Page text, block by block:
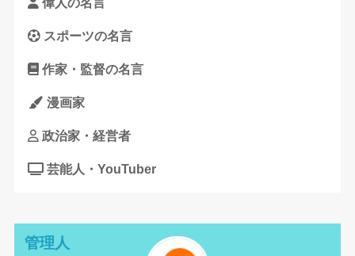
スポーツの名言
作家・監督の名言
漫画家
政治家・経営者
芸能人・YouTuber
管理人